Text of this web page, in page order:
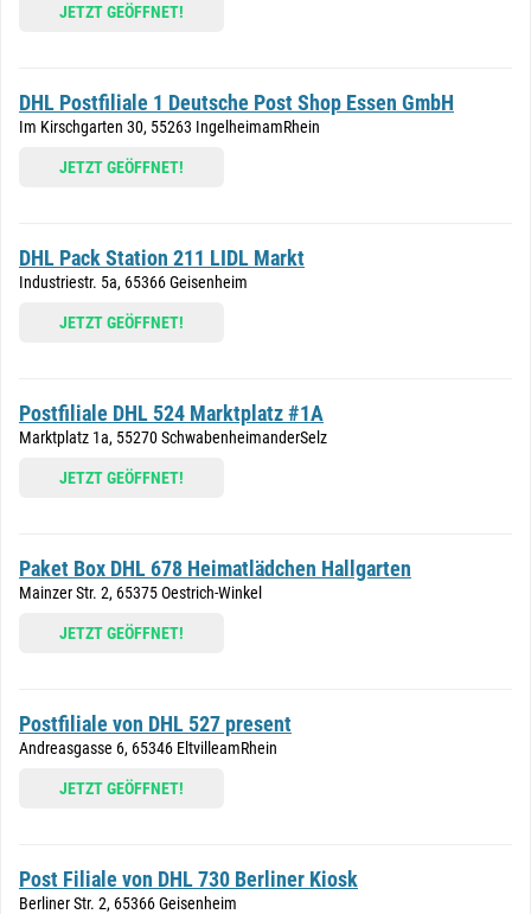
JETZT GEÖFFNET!
DHL Postfiliale 1 Deutsche Post Shop Essen GmbH
Im Kirschgarten 30, 55263 IngelheimamRhein
JETZT GEÖFFNET!
DHL Pack Station 211 LIDL Markt
Industriestr. 5a, 65366 Geisenheim
JETZT GEÖFFNET!
Postfiliale DHL 524 Marktplatz #1A
Marktplatz 1a, 55270 SchwabenheimanderSelz
JETZT GEÖFFNET!
Paket Box DHL 678 Heimatlädchen Hallgarten
Mainzer Str. 2, 65375 Oestrich-Winkel
JETZT GEÖFFNET!
Postfiliale von DHL 527 present
Andreasgasse 6, 65346 EltvilleamRhein
JETZT GEÖFFNET!
Post Filiale von DHL 730 Berliner Kiosk
Berliner Str. 2, 65366 Geisenheim